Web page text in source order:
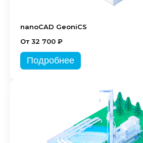
nanoCAD GeoniCS
От 32 700 ₽
Подробнее